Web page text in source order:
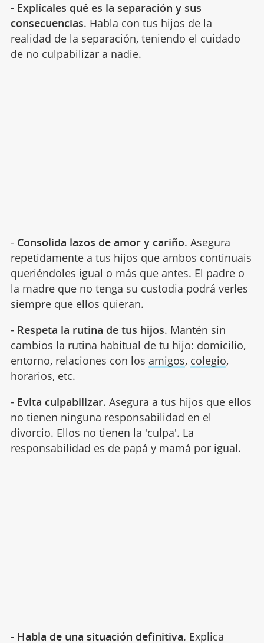
- Explícales qué es la separación y sus
consecuencias. Habla con tus hijos de la
realidad de la separación, teniendo el cuidado
de no culpabilizar a nadie.
- Consolida lazos de amor y cariño. Asegura
repetidamente a tus hijos que ambos continuais
queriéndoles igual o más que antes. El padre o
la madre que no tenga su custodia podrá verles
siempre que ellos quieran.
- Respeta la rutina de tus hijos. Mantén sin
cambios la rutina habitual de tu hijo: domicilio,
entorno, relaciones con los amigos, colegio,
horarios, etc.
- Evita culpabilizar. Asegura a tus hijos que ellos
no tienen ninguna responsabilidad en el
divorcio. Ellos no tienen la 'culpa'. La
responsabilidad es de papá y mamá por igual.
- Habla de una situación definitiva. Explica